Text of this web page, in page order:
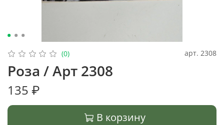
(0) арт. 2308
Роза / Арт 2308
135 ₽
В корзину